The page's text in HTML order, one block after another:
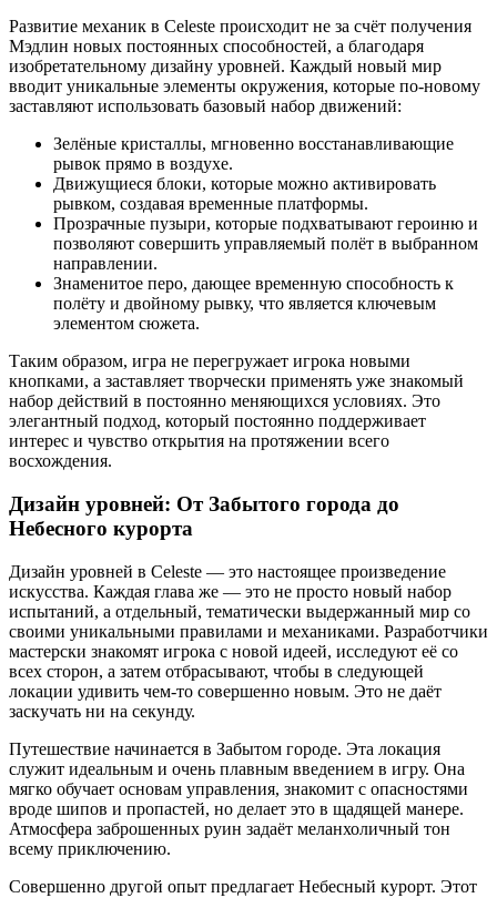
Развитие механик в Celeste происходит не за счёт получения
Мэдлин новых постоянных способностей, а благодаря
изобретательному дизайну уровней. Каждый новый мир
вводит уникальные элементы окружения, которые по-новому
заставляют использовать базовый набор движений:
Зелёные кристаллы, мгновенно восстанавливающие
рывок прямо в воздухе.
Движущиеся блоки, которые можно активировать
рывком, создавая временные платформы.
Прозрачные пузыри, которые подхватывают героиню и
позволяют совершить управляемый полёт в выбранном
направлении.
Знаменитое перо, дающее временную способность к
полёту и двойному рывку, что является ключевым
элементом сюжета.
Таким образом, игра не перегружает игрока новыми
кнопками, а заставляет творчески применять уже знакомый
набор действий в постоянно меняющихся условиях. Это
элегантный подход, который постоянно поддерживает
интерес и чувство открытия на протяжении всего
восхождения.
Дизайн уровней: От Забытого города до
Небесного курорта
Дизайн уровней в Celeste — это настоящее произведение
искусства. Каждая глава же — это не просто новый набор
испытаний, а отдельный, тематически выдержанный мир со
своими уникальными правилами и механиками. Разработчики
мастерски знакомят игрока с новой идеей, исследуют её со
всех сторон, а затем отбрасывают, чтобы в следующей
локации удивить чем-то совершенно новым. Это не даёт
заскучать ни на секунду.
Путешествие начинается в Забытом городе. Эта локация
служит идеальным и очень плавным введением в игру. Она
мягко обучает основам управления, знакомит с опасностями
вроде шипов и пропастей, но делает это в щадящей манере.
Атмосфера заброшенных руин задаёт меланхоличный тон
всему приключению.
Совершенно другой опыт предлагает Небесный курорт. Этот